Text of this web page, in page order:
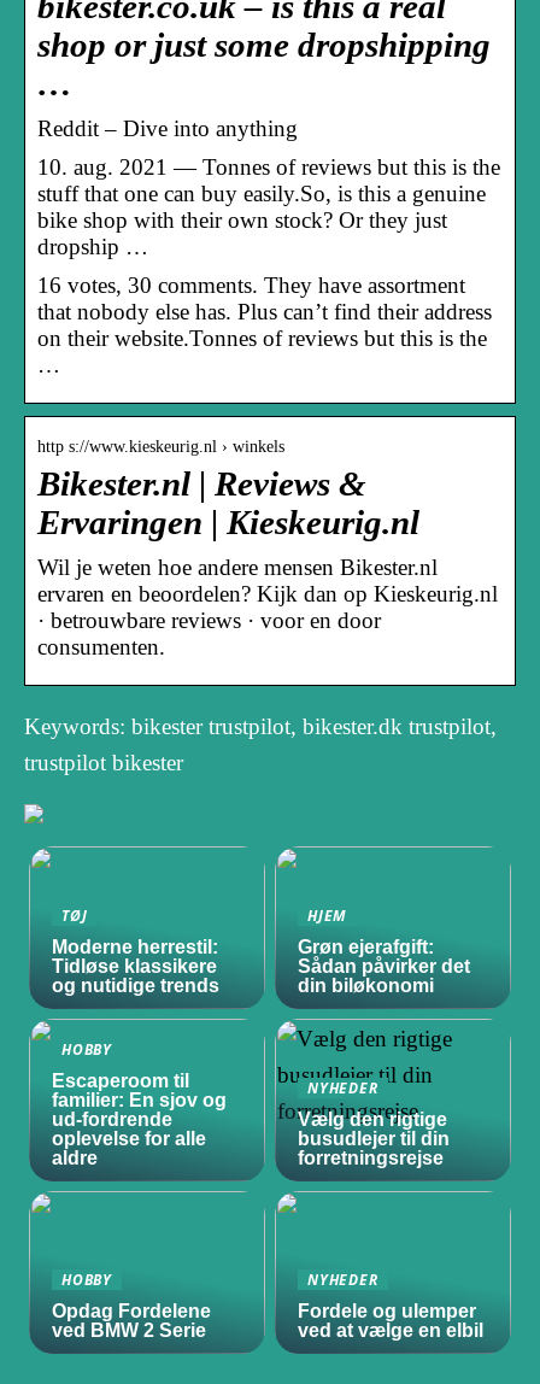
shop or just some dropshipping
…
Reddit – Dive into anything
10. aug. 2021 — Tonnes of reviews but this is the
stuff that one can buy easily.So, is this a genuine
bike shop with their own stock? Or they just
dropship …
16 votes, 30 comments. They have assortment
that nobody else has. Plus can’t find their address
on their website.Tonnes of reviews but this is the
…
http s://www.kieskeurig.nl › winkels
Bikester.nl | Reviews &
Ervaringen | Kieskeurig.nl
Wil je weten hoe andere mensen Bikester.nl
ervaren en beoordelen? Kijk dan op Kieskeurig.nl
· betrouwbare reviews · voor en door
consumenten.
Keywords: bikester trustpilot, bikester.dk trustpilot,
trustpilot bikester
TØJ
Moderne herrestil:
Tidløse klassikere
og nutidige trends
HJEM
Grøn ejerafgift:
Sådan påvirker det
din biløkonomi
HOBBY
Escaperoom til
familier: En sjov og
ud-fordrende
oplevelse for alle
aldre
NYHEDER
Vælg den rigtige
busudlejer til din
forretningsrejse
HOBBY
Opdag Fordelene
ved BMW 2 Serie
NYHEDER
Fordele og ulemper
ved at vælge en elbil